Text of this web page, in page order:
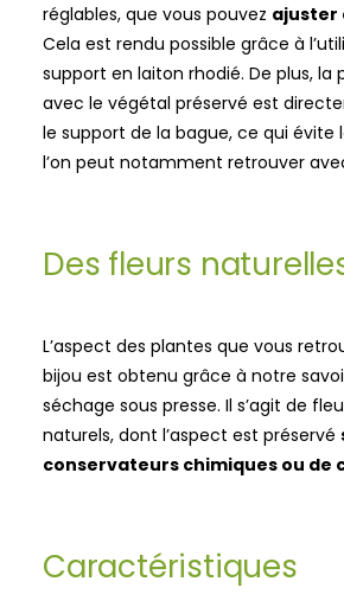
réglables, que vous pouvez ajuster
Cela est rendu possible grâce à
support en laiton rhodié. De plus, la
avec le végétal préservé est
le support de la bague, ce qui évite
l’on peut notamment retrouver
Des fleurs
L’aspect des plantes que vous
bijou est obtenu grâce à notre
séchage sous presse. Il s’agit de
naturels, dont l’aspect est préservé
conservateurs chimiques ou de
Caractéristiques